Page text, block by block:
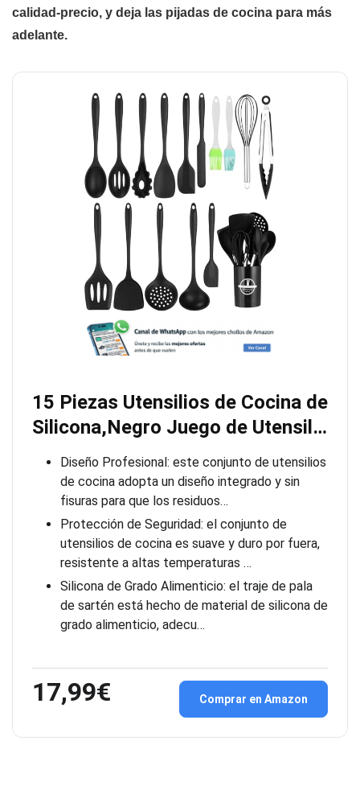
calidad-precio, y deja las pijadas de cocina para más
adelante.
15 Piezas Utensilios de Cocina de
Silicona,Negro Juego de Utensil…
Diseño Profesional: este conjunto de utensilios
de cocina adopta un diseño integrado y sin
fisuras para que los residuos…
Protección de Seguridad: el conjunto de
utensilios de cocina es suave y duro por fuera,
resistente a altas temperaturas …
Silicona de Grado Alimenticio: el traje de pala
de sartén está hecho de material de silicona de
grado alimenticio, adecu…
17,99€ Comprar en Amazon